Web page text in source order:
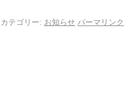
カテゴリー: お知らせ パーマリンク